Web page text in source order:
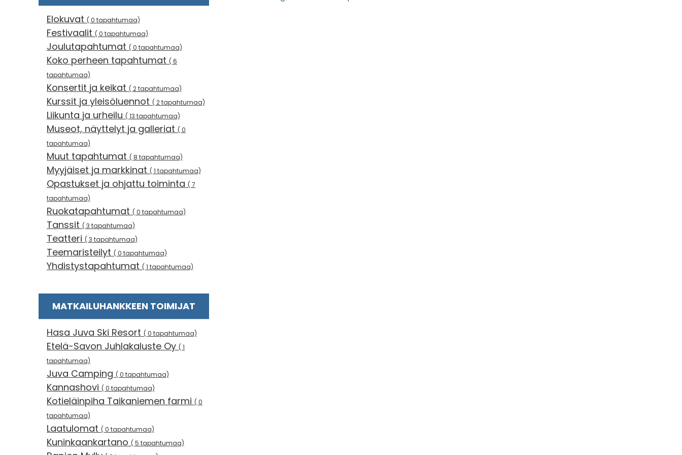
Elokuvat ( 0 tapahtumaa)
Festivaalit ( 0 tapahtumaa)
Joulutapahtumat ( 0 tapahtumaa)
Koko perheen tapahtumat ( 6
tapahtumaa)
Konsertit ja keikat ( 2 tapahtumaa)
Kurssit ja yleisöluennot ( 2 tapahtumaa)
Liikunta ja urheilu ( 13 tapahtumaa)
Museot, näyttelyt ja galleriat ( 0
tapahtumaa)
Muut tapahtumat ( 8 tapahtumaa)
Myyjäiset ja markkinat ( 1 tapahtumaa)
Opastukset ja ohjattu toiminta ( 7
tapahtumaa)
Ruokatapahtumat ( 0 tapahtumaa)
Tanssit ( 3 tapahtumaa)
Teatteri ( 3 tapahtumaa)
Teemaristeilyt ( 0 tapahtumaa)
Yhdistystapahtumat ( 1 tapahtumaa)
MATKAILUHANKKEEN TOIMIJAT
Hasa Juva Ski Resort ( 0 tapahtumaa)
Etelä-Savon Juhlakaluste Oy ( 1
tapahtumaa)
Juva Camping ( 0 tapahtumaa)
Kannashovi ( 0 tapahtumaa)
Kotieläinpiha Taikaniemen farmi ( 0
tapahtumaa)
Laatulomat ( 0 tapahtumaa)
Kuninkaankartano ( 5 tapahtumaa)